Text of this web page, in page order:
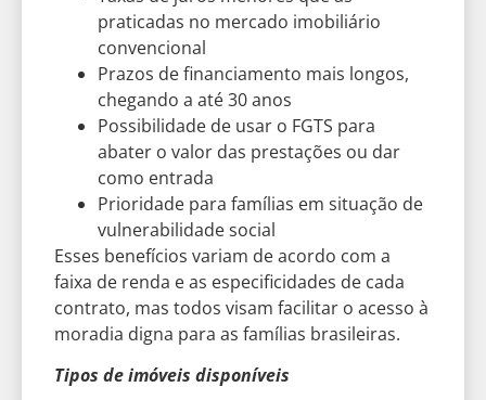
praticadas no mercado imobiliário
convencional
Prazos de financiamento mais longos,
chegando a até 30 anos
Possibilidade de usar o FGTS para
abater o valor das prestações ou dar
como entrada
Prioridade para famílias em situação de
vulnerabilidade social
Esses benefícios variam de acordo com a
faixa de renda e as especificidades de cada
contrato, mas todos visam facilitar o acesso à
moradia digna para as famílias brasileiras.
Tipos de imóveis disponíveis